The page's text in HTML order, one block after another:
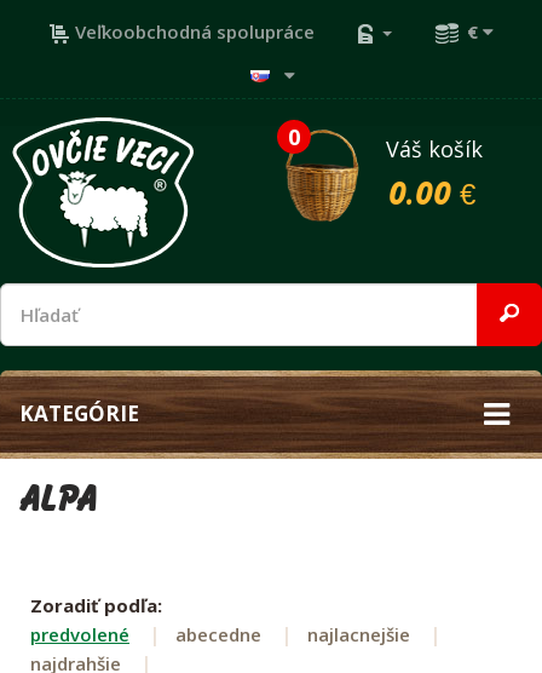
Veľkoobchodná spolupráce €
0
Váš košík
0.00 €
KATEGÓRIE
Alpa
Zoradiť podľa:
predvolené
abecedne
najlacnejšie
najdrahšie